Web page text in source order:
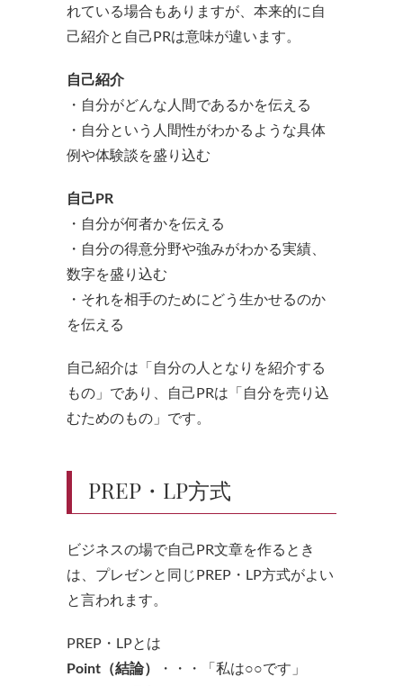
れている場合もありますが、本来的に自
己紹介と自己PRは意味が違います。
自己紹介
・自分がどんな人間であるかを伝える
・自分という人間性がわかるような具体
例や体験談を盛り込む
自己PR
・自分が何者かを伝える
・自分の得意分野や強みがわかる実績、
数字を盛り込む
・それを相手のためにどう生かせるのか
を伝える
自己紹介は「自分の人となりを紹介する
もの」であり、自己PRは「自分を売り込
むためのもの」です。
PREP・LP方式
ビジネスの場で自己PR文章を作るとき
は、プレゼンと同じPREP・LP方式がよい
と言われます。
PREP・LPとは
Point（結論）
・・・「私は○○です」